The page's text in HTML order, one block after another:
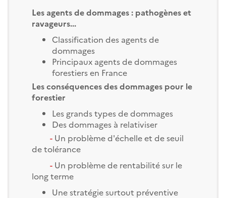
Les agents de dommages : pathogènes et
ravageurs...
Classification des agents de
dommages
Principaux agents de dommages
forestiers en France
Les conséquences des dommages pour le
forestier
Les grands types de dommages
Des dommages à relativiser
- Un problème d'échelle et de seuil
de tolérance
- Un problème de rentabilité sur le
long terme
Une stratégie surtout préventive